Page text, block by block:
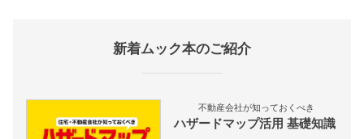
新着ムック本のご紹介
不動産会社が知っておくべき
ハザードマップ活用 基礎知識